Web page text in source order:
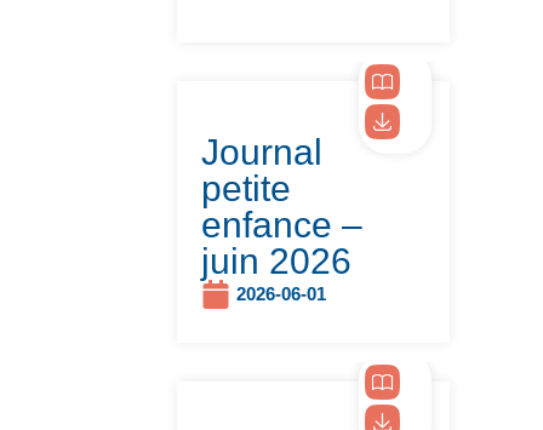
2026-06-01
Journal
petite
enfance –
juin 2026